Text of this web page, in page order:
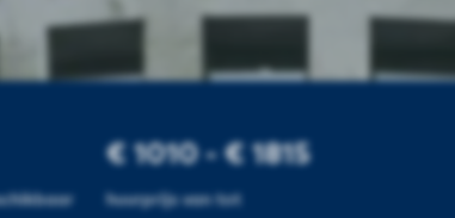
€ 1010 - € 1815
huurprijs van tot